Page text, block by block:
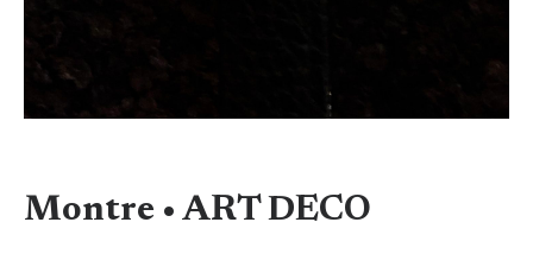
Montre • ART DECO